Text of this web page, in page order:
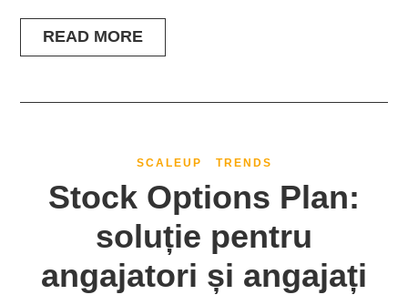
READ MORE
SCALEUP TRENDS
Stock Options Plan:
soluție pentru
angajatori și angajați